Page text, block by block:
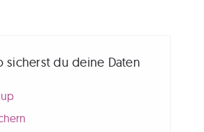
sicherst du deine Daten